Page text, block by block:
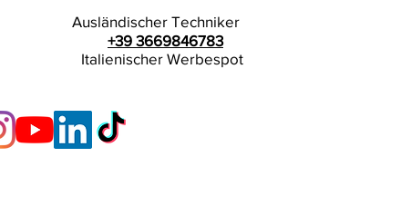
Ausländischer Techniker
+39 3669846783
Italienischer Werbespot